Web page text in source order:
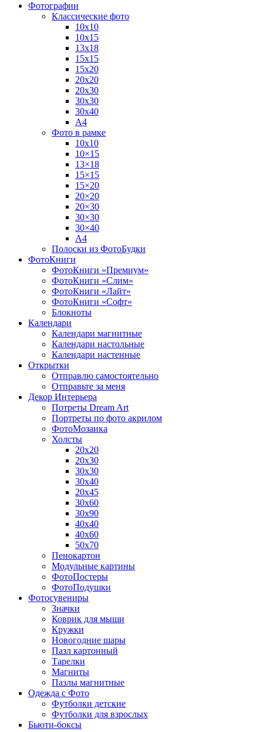
Фотографии
Классические фото
10х10
10х15
13х18
15х15
15х20
20х20
20х30
30х30
30х40
А4
Фото в рамке
10х10
10×15
13×18
15×15
15×20
20×20
20×30
30×30
30×40
A4
Полоски из ФотоБудки
ФотоКниги
ФотоКниги «Премиум»
ФотоКниги «Слим»
ФотоКниги «Лайт»
ФотоКниги «Софт»
Блокноты
Календари
Календари магнитные
Календари настольные
Календари настенные
Открытки
Отправлю самостоятельно
Отправьте за меня
Декор Интерьера
Потреты Dream Art
Портреты по фото акрилом
ФотоМозаика
Холсты
20х20
20х30
30х30
30х40
20х45
30х60
30х90
40х40
40х60
50х70
Пенокартон
Модульные картины
ФотоПостеры
ФотоПодушки
Фотоcувениры
Значки
Коврик для мыши
Кружки
Новогодние шары
Пазл картонный
Тарелки
Магниты
Пазлы магнитные
Одежда с Фото
Футболки детские
Футболки для взрослых
Бьюти-боксы